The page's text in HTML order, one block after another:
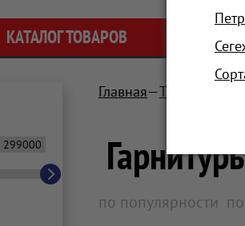
КАТАЛОГ ТОВАРОВ АКЦИИ
Главная Телевизоры,
по популярности